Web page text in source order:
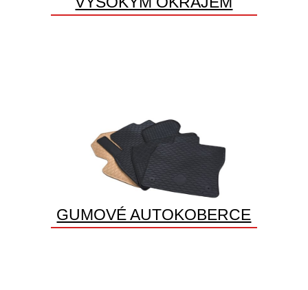
GUMOVÉ AUTOKOBERCE